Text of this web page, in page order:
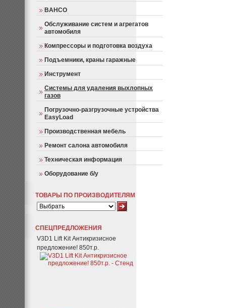
BAHCO
Обслуживание систем и агрегатов
автомобиля
Компрессоры и подготовка воздуха
Подъемники, краны гаражные
Инструмент
Системы для удаления выхлопных
газов
Погрузочно-разгрузочные устройства
EasyLoad
Производственная мебель
Ремонт салона автомобиля
Техническая информация
Оборудование б/у
ТОВАРЫ ПО ПРОИЗВОДИТЕЛЯМ
СПЕЦПРЕДЛОЖЕНИЯ
V3D1 Lift Kit Антикризисное
предложение! 850т.р.